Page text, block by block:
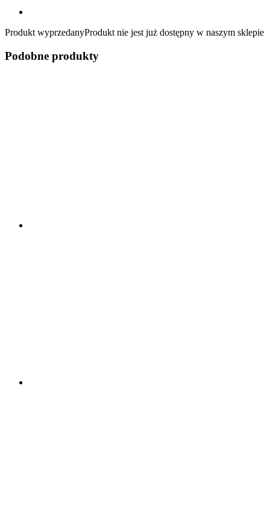
Produkt wyprzedanyProdukt nie jest już dostępny w naszym sklepie
Podobne produkty